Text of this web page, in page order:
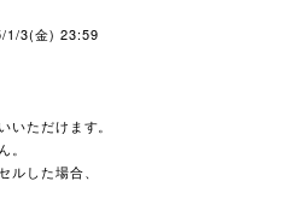
1/3(金) 23:59
ただけます。
した場合、